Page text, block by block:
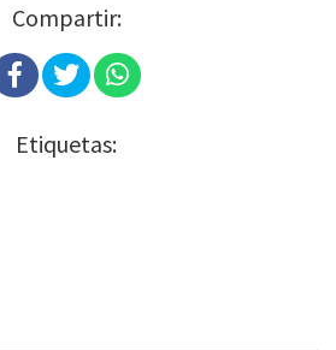
Compartir:
Etiquetas: